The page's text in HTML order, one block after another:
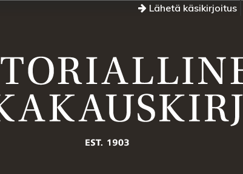
Lähetä käsikirjoitus